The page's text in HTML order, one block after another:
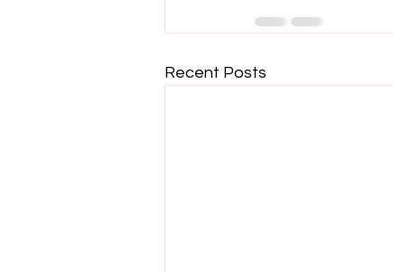
Recent Posts